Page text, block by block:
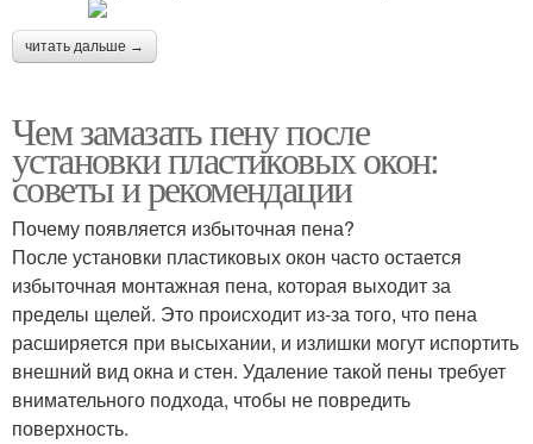
читать дальше →
Чем замазать пену после
установки пластиковых окон:
советы и рекомендации
Почему появляется избыточная пена?
После установки пластиковых окон часто остается
избыточная монтажная пена, которая выходит за
пределы щелей. Это происходит из-за того, что пена
расширяется при высыхании, и излишки могут испортить
внешний вид окна и стен. Удаление такой пены требует
внимательного подхода, чтобы не повредить
поверхность.